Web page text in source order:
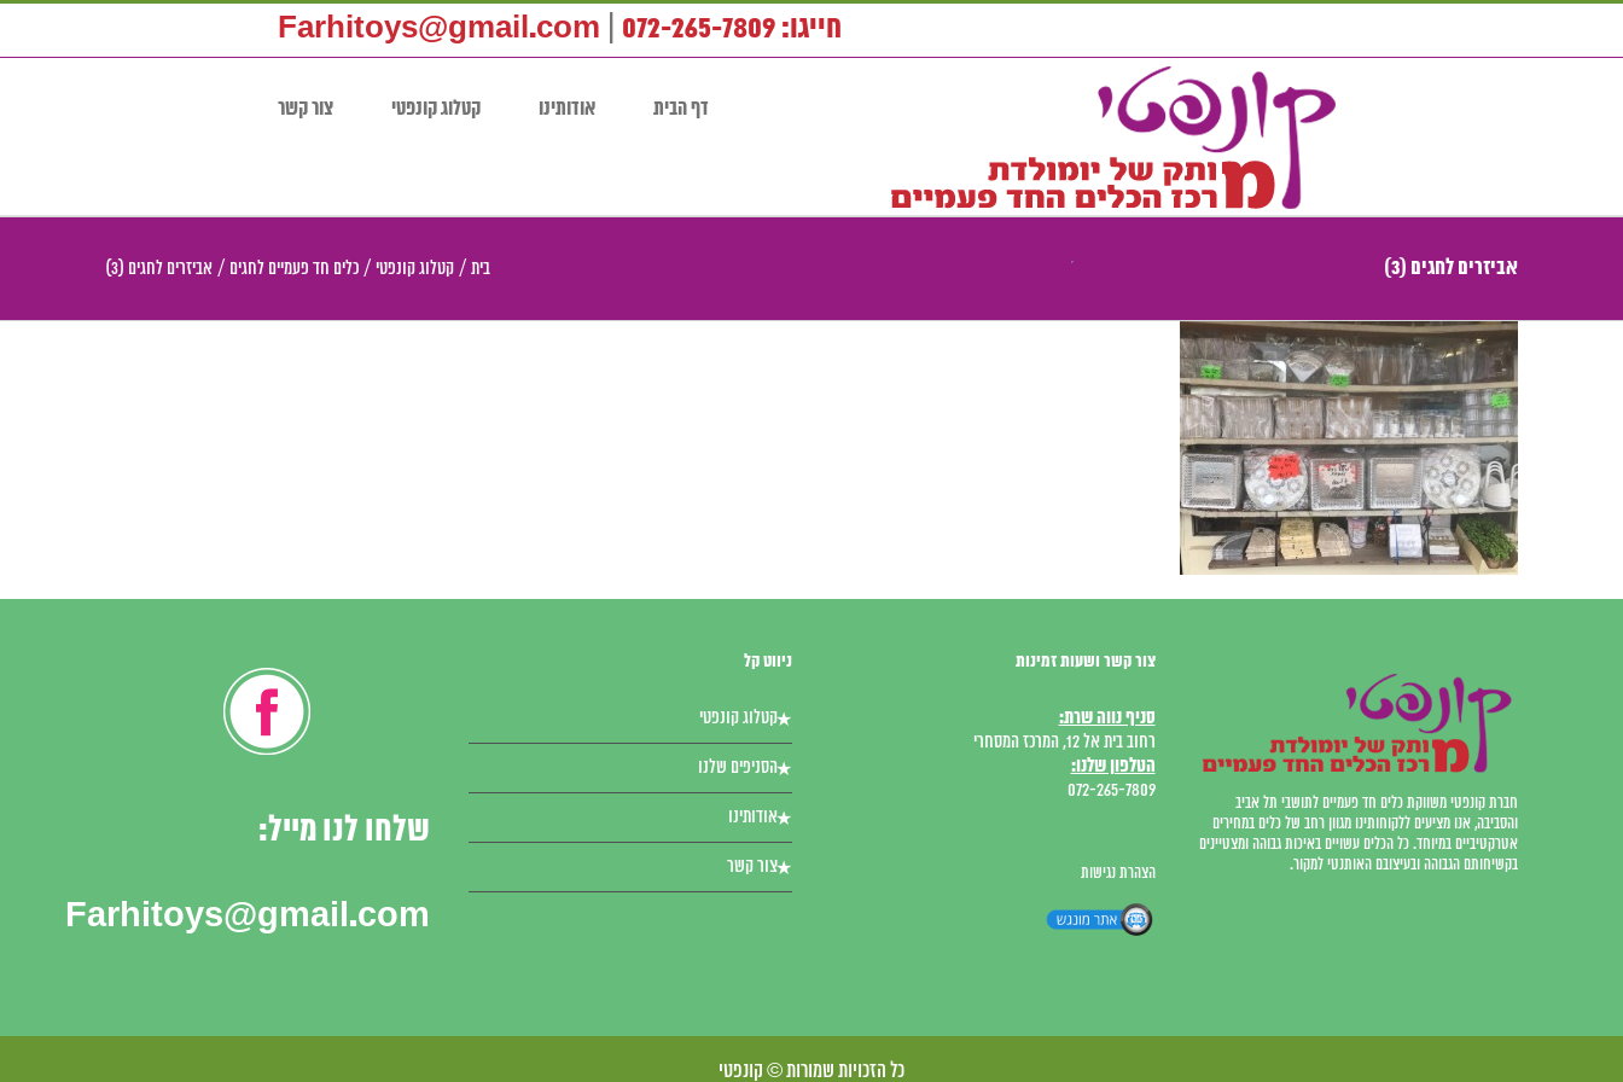
דלג
חייגו: 072-265-7809 Farhitoys@gmail.com
דף הבית אודותינו קטלוג קונפטי צור קשר
אביזרים לחגים (3) בית / קטלוג קונפטי / כלים חד פעמיים לחגים / אביזרים לחגים (3)
חברת קונפטי משווקת כלים חד פעמיים לתושבי תל אביב
והסביבה, אנו מציעים ללקוחותינו מגוון רחב של כלים במחירים
אטרקטיביים במיוחד. כל הכלים עשויים באיכות גבוהה ומצטיינים
בקשיחותם הגבוהה ובעיצובם האותנטי למקור.
צור קשר ושעות זמינות
סניף נווה שרת:
רחוב בית אל 12, המרכז המסחרי
הטלפון שלנו:
072-265-7809
הצהרת נגישות
ניווט קל
קטלוג קונפטי
הסניפים שלנו
אודותינו
צור קשר
שלחו לנו מייל:
Farhitoys@gmail.com
כל הזכויות שמורות © קונפטי